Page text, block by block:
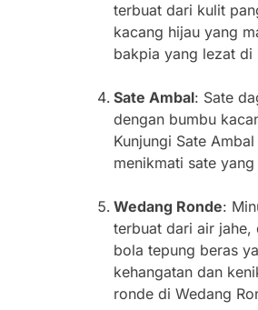
terbuat dari kulit
kacang hijau yang
bakpia yang lezat di
Sate Ambal: Sate
dengan bumbu
Kunjungi Sate
menikmati sate
Wedang Ronde:
terbuat dari air jahe,
bola tepung beras
kehangatan dan
ronde di Wedang